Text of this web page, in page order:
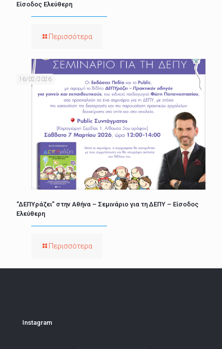
Είσοδος Ελεύθερη
Περισσότερα
16/02/2026
“ΔΕΠΥράζει” στην Αθήνα – Σεμινάριο για τη ΔΕΠΥ – Είσοδος
Ελεύθερη
Περισσότερα
Instagram